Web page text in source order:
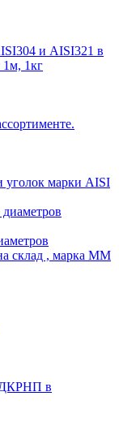
и AISI321 в
1м, 1кг
уголок марки AISI
склад , марка ММ
ДКРНП в